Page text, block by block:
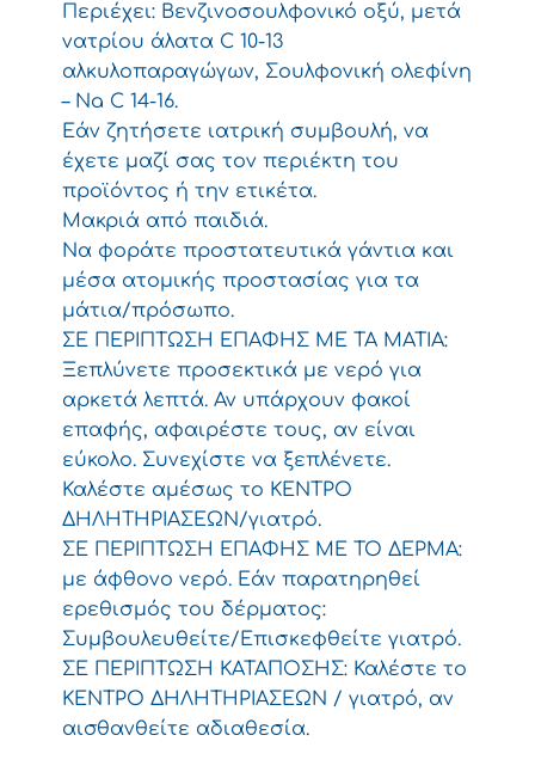
Περιέχει: Βενζινοσουλφονικό οξύ, μετά
νατρίου άλατα C 10-13
αλκυλοπαραγώγων, Σουλφονική ολεφίνη
– Na C 14-16.
Εάν ζητήσετε ιατρική συμβουλή, να
έχετε μαζί σας τον περιέκτη του
προϊόντος ή την ετικέτα.
Μακριά από παιδιά.
Να φοράτε προστατευτικά γάντια και
μέσα ατομικής προστασίας για τα
μάτια/πρόσωπο.
ΣΕ ΠΕΡΙΠΤΩΣΗ ΕΠΑΦΗΣ ΜΕ ΤΑ ΜΑΤΙΑ:
Ξεπλύνετε προσεκτικά με νερό για
αρκετά λεπτά. Αν υπάρχουν φακοί
επαφής, αφαιρέστε τους, αν είναι
εύκολο. Συνεχίστε να ξεπλένετε.
Καλέστε αμέσως το ΚΕΝΤΡΟ
ΔΗΛΗΤΗΡΙΑΣΕΩΝ/γιατρό.
ΣΕ ΠΕΡΙΠΤΩΣΗ ΕΠΑΦΗΣ ΜΕ ΤΟ ΔΕΡΜΑ:
με άφθονο νερό. Εάν παρατηρηθεί
ερεθισμός του δέρματος:
Συμβουλευθείτε/Επισκεφθείτε γιατρό.
ΣΕ ΠΕΡΙΠΤΩΣΗ ΚΑΤΑΠΟΣΗΣ: Καλέστε το
ΚΕΝΤΡΟ ΔΗΛΗΤΗΡΙΑΣΕΩΝ / γιατρό, αν
αισθανθείτε αδιαθεσία.